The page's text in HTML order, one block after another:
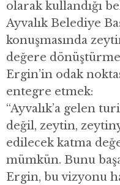
olarak kullandığı
Ayvalık Belediye
konuşmasında
değere
Ergin’in odak
entegre etmek:
“Ayvalık’a gelen
değil, zeytin,
edilecek katma
mümkün. Bunu
Ergin, bu vizyonu